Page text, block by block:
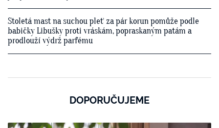
Stoletá mast na suchou pleť za pár korun pomůže podle
babičky Libušky proti vráskám, popraskaným patám a
prodlouží výdrž parfému
DOPORUČUJEME